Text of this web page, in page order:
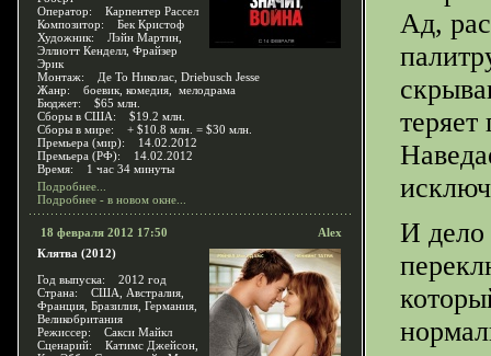
Оператор: Карпентер Рассел
Композитор: Бек Кристоф
Художник: Лэйн Мартин,
Эллиотт Кенделл, Фрайзер
Эрик
Монтаж: Де То Николас, Driebusch Jesse
Жанр: боевик, комедия, мелодрама
Бюджет: $65 млн.
Сборы в США: $19.2 млн.
Сборы в мире: + $10.8 млн. = $30 млн.
Премьера (мир): 14.02.2012
Премьера (РФ): 14.02.2012
Время: 1 час 34 минуты
Подробнее...
Подробнее - в новом окне...
18 февраля 2012 17:50
Alex
Клятва (2012)
Год выпуска: 2012 год
Страна: США, Австралия,
Франция, Бразилия, Германия,
Великобритания
Режиссер: Сакси Майкл
Сценарий: Катимс Джейсон,
Ад,
И дело